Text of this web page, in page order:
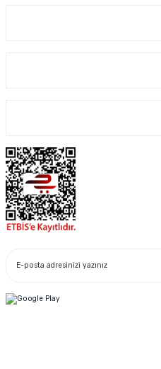
Copyright© 2022. Kredi kartı bilgileriniz